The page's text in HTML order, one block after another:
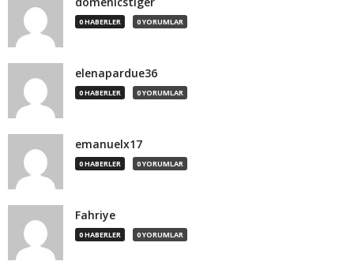
0 HABERLER 0 YORUMLAR
elenapardue36
0 HABERLER 0 YORUMLAR
emanuelx17
0 HABERLER 0 YORUMLAR
Fahriye
0 HABERLER 0 YORUMLAR